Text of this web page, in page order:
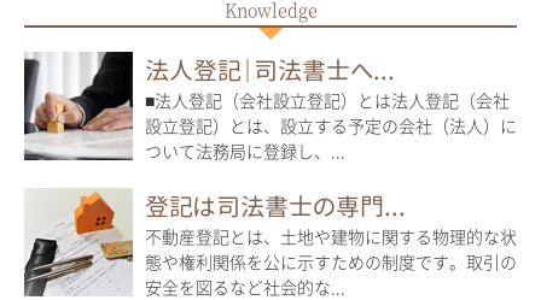
法人登記｜司法書士へ...
■法人登記（会社設立登記）とは法人登記（会社
設立登記）とは、設立する予定の会社（法人）に
ついて法務局に登録し、...
登記は司法書士の専門...
不動産登記とは、土地や建物に関する物理的な状
態や権利関係を公に示すための制度です。取引の
安全を図るなど社会的な...